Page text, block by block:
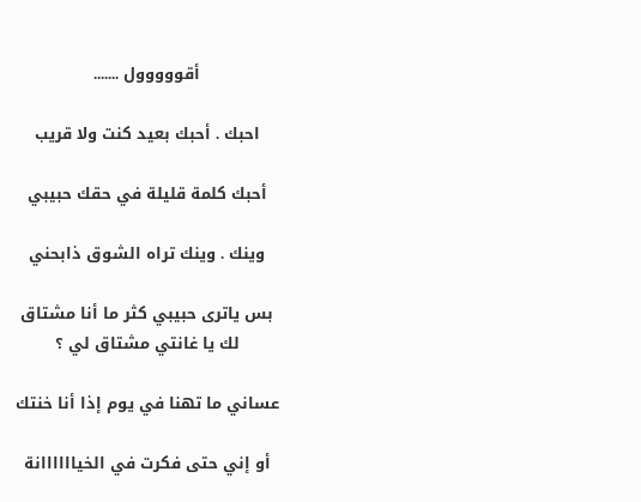
أقووووول .......
احبك . أحبك بعيد كنت ولا قريب
أحبك كلمة قليلة في حقك حبيبي
وينك . وينك تراه الشوق ذابحني
بس ياترى حبيبي كثر ما أنا مشتاق
لك يا غانتي مشتاق لي ؟
عساني ما تهنا في يوم إذا أنا خنتك
أو إني حتى فكرت في الخياااااانة